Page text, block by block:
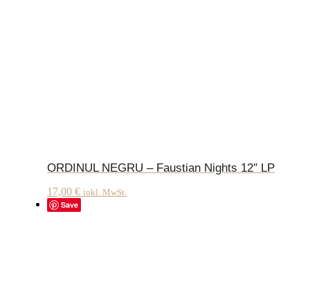
ORDINUL NEGRU – Faustian Nights 12″ LP
17,00 € inkl. MwSt.
Save